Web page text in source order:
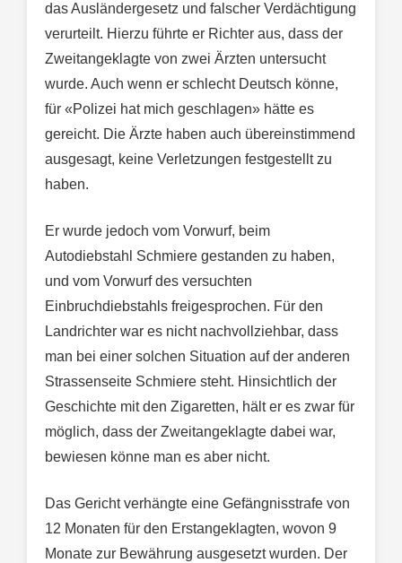
das Ausländergesetz und falscher Verdächtigung
verurteilt. Hierzu führte er Richter aus, dass der
Zweitangeklagte von zwei Ärzten untersucht
wurde. Auch wenn er schlecht Deutsch könne,
für «Polizei hat mich geschlagen» hätte es
gereicht. Die Ärzte haben auch übereinstimmend
ausgesagt, keine Verletzungen festgestellt zu
haben.
Er wurde jedoch vom Vorwurf, beim
Autodiebstahl Schmiere gestanden zu haben,
und vom Vorwurf des versuchten
Einbruchdiebstahls freigesprochen. Für den
Landrichter war es nicht nachvollziehbar, dass
man bei einer solchen Situation auf der anderen
Strassenseite Schmiere steht. Hinsichtlich der
Geschichte mit den Zigaretten, hält er es zwar für
möglich, dass der Zweitangeklagte dabei war,
bewiesen könne man es aber nicht.
Das Gericht verhängte eine Gefängnisstrafe von
12 Monaten für den Erstangeklagten, wovon 9
Monate zur Bewährung ausgesetzt wurden. Der